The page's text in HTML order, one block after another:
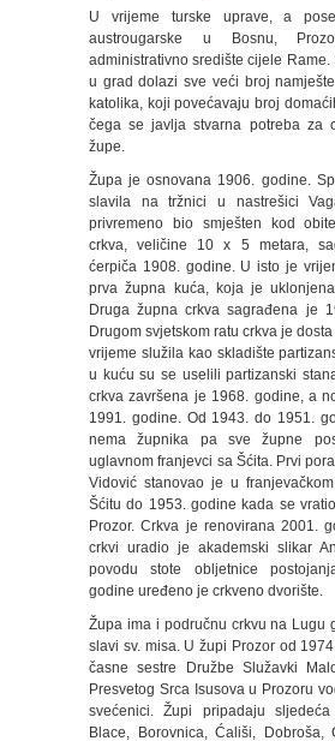
U vrijeme turske uprave, a
austrougarske u Bosnu,
administrativno središte cijele Rame.
u grad dolazi sve veći broj
katolika, koji povećavaju broj
čega se javlja stvarna potreba za
župe.
Župa je osnovana 1906. godine.
slavila na tržnici u nastrešici
privremeno bio smješten kod
crkva, veličine 10 x 5 metara,
ćerpiča 1908. godine. U isto je
prva župna kuća, koja je
Druga župna crkva sagrađena je
Drugom svjetskom ratu crkva je
vrijeme služila kao skladište
u kuću su se uselili partizanski
crkva završena je 1968. godine, a
1991. godine. Od 1943. do 1951.
nema župnika pa sve župne
uglavnom franjevci sa Šćita. Prvi
Vidović stanovao je u
Šćitu do 1953. godine kada se
Prozor. Crkva je renovirana 2001.
crkvi uradio je akademski slikar
povodu stote obljetnice
godine uređeno je crkveno dvorište.
Župa ima i područnu crkvu na Lugu
slavi sv. misa. U župi Prozor od
časne sestre Družbe Služavki
Presvetog Srca Isusova u Prozoru
svećenici. Župi pripadaju
Blace, Borovnica, Ćališi, Dobroša,